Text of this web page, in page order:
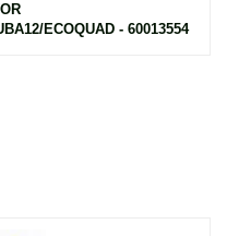
ECOQUAD - 60013554